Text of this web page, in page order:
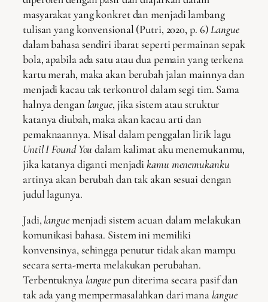
masyarakat yang konkret dan menjadi lambang
tulisan yang konvensional (Putri, 2020, p. 6)Langue
dalam bahasa sendiri ibarat seperti permainan sepak
bola, apabila ada satu atau dua pemain yang terkena
kartu merah, maka akan berubah jalan mainnya dan
menjadi kacau tak terkontrol dalam segi tim. Sama
halnya dengan langue, jika sistem atau struktur
katanya diubah, maka akan kacau arti dan
pemaknaannya. Misal dalam penggalan lirik lagu
Until I Found You dalam kalimat aku menemukanmu,
jika katanya diganti menjadikamu menemukanku
artinya akan berubah dan tak akan sesuai dengan
judul lagunya.
Jadi, languemenjadi sistem acuan dalam melakukan
komunikasi bahasa. Sistem ini memiliki
konvensinya, sehingga penutur tidak akan mampu
secara serta-merta melakukan perubahan.
Terbentuknya languepun diterima secara pasif dan
tak ada yang mempermasalahkan dari mana langue